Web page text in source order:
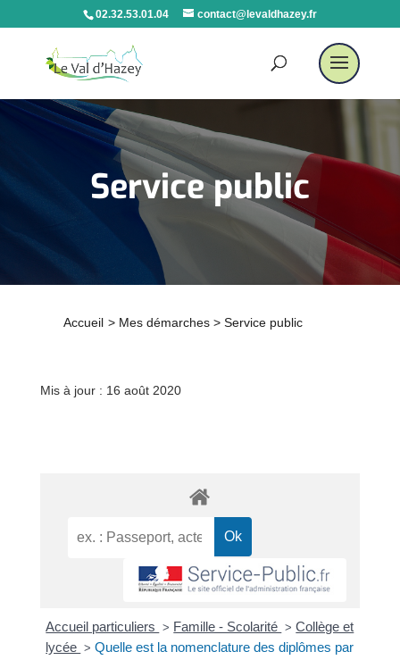
02.32.53.01.04 contact@levaldhazey.fr
Service public
Accueil > Mes démarches > Service public
Mis à jour : 16 août 2020
Accueil particuliers > Famille - Scolarité > Collège et
lycée > Quelle est la nomenclature des diplômes par